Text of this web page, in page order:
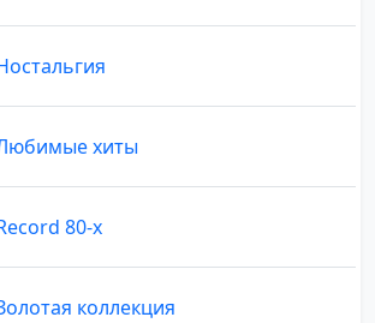
хиты
80-х
коллекция